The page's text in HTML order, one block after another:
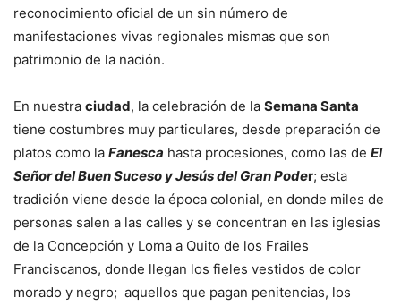
reconocimiento oficial de un sin número de
manifestaciones vivas regionales mismas que son
patrimonio de la nación.
En nuestra ciudad, la celebración de la Semana Santa
tiene costumbres muy particulares, desde preparación de
platos como la Fanesca hasta procesiones, como las de El
Señor del Buen Suceso y Jesús del Gran Poder; esta
tradición viene desde la época colonial, en donde miles de
personas salen a las calles y se concentran en las iglesias
de la Concepción y Loma a Quito de los Frailes
Franciscanos, donde llegan los fieles vestidos de color
morado y negro; aquellos que pagan penitencias, los